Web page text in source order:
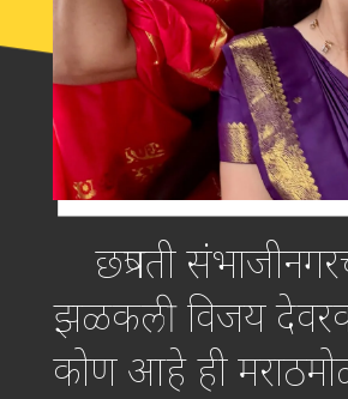
छत्रपती
झळकली विजय
कोण आहे ही